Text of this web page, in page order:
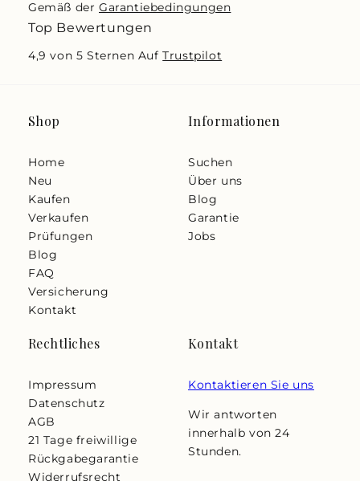
Gemäß der Garantiebedingungen
Top Bewertungen
4,9 von 5 Sternen AufTrustpilot
Shop
Home
Neu
Kaufen
Verkaufen
Prüfungen
Blog
FAQ
Versicherung
Kontakt
Informationen
Suchen
Über uns
Blog
Garantie
Jobs
Rechtliches
Impressum
Datenschutz
AGB
21 Tage freiwillige
Rückgabegarantie
Widerrufsrecht
Kontakt
Kontaktieren Sie uns
Wir antworten
innerhalb von 24
Stunden.